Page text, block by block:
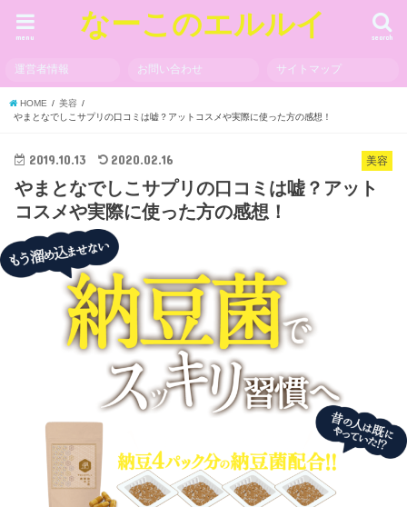
なーこのエルルイ search
menu
運営者情報 お問い合わせ サイトマップ
HOME
美容
やまとなでしこサプリの口コミは嘘？アットコスメや実際に使った方の感想！
美容
2019.10.13 2020.02.16
やまとなでしこサプリの口コミは嘘？アット
コスメや実際に使った方の感想！